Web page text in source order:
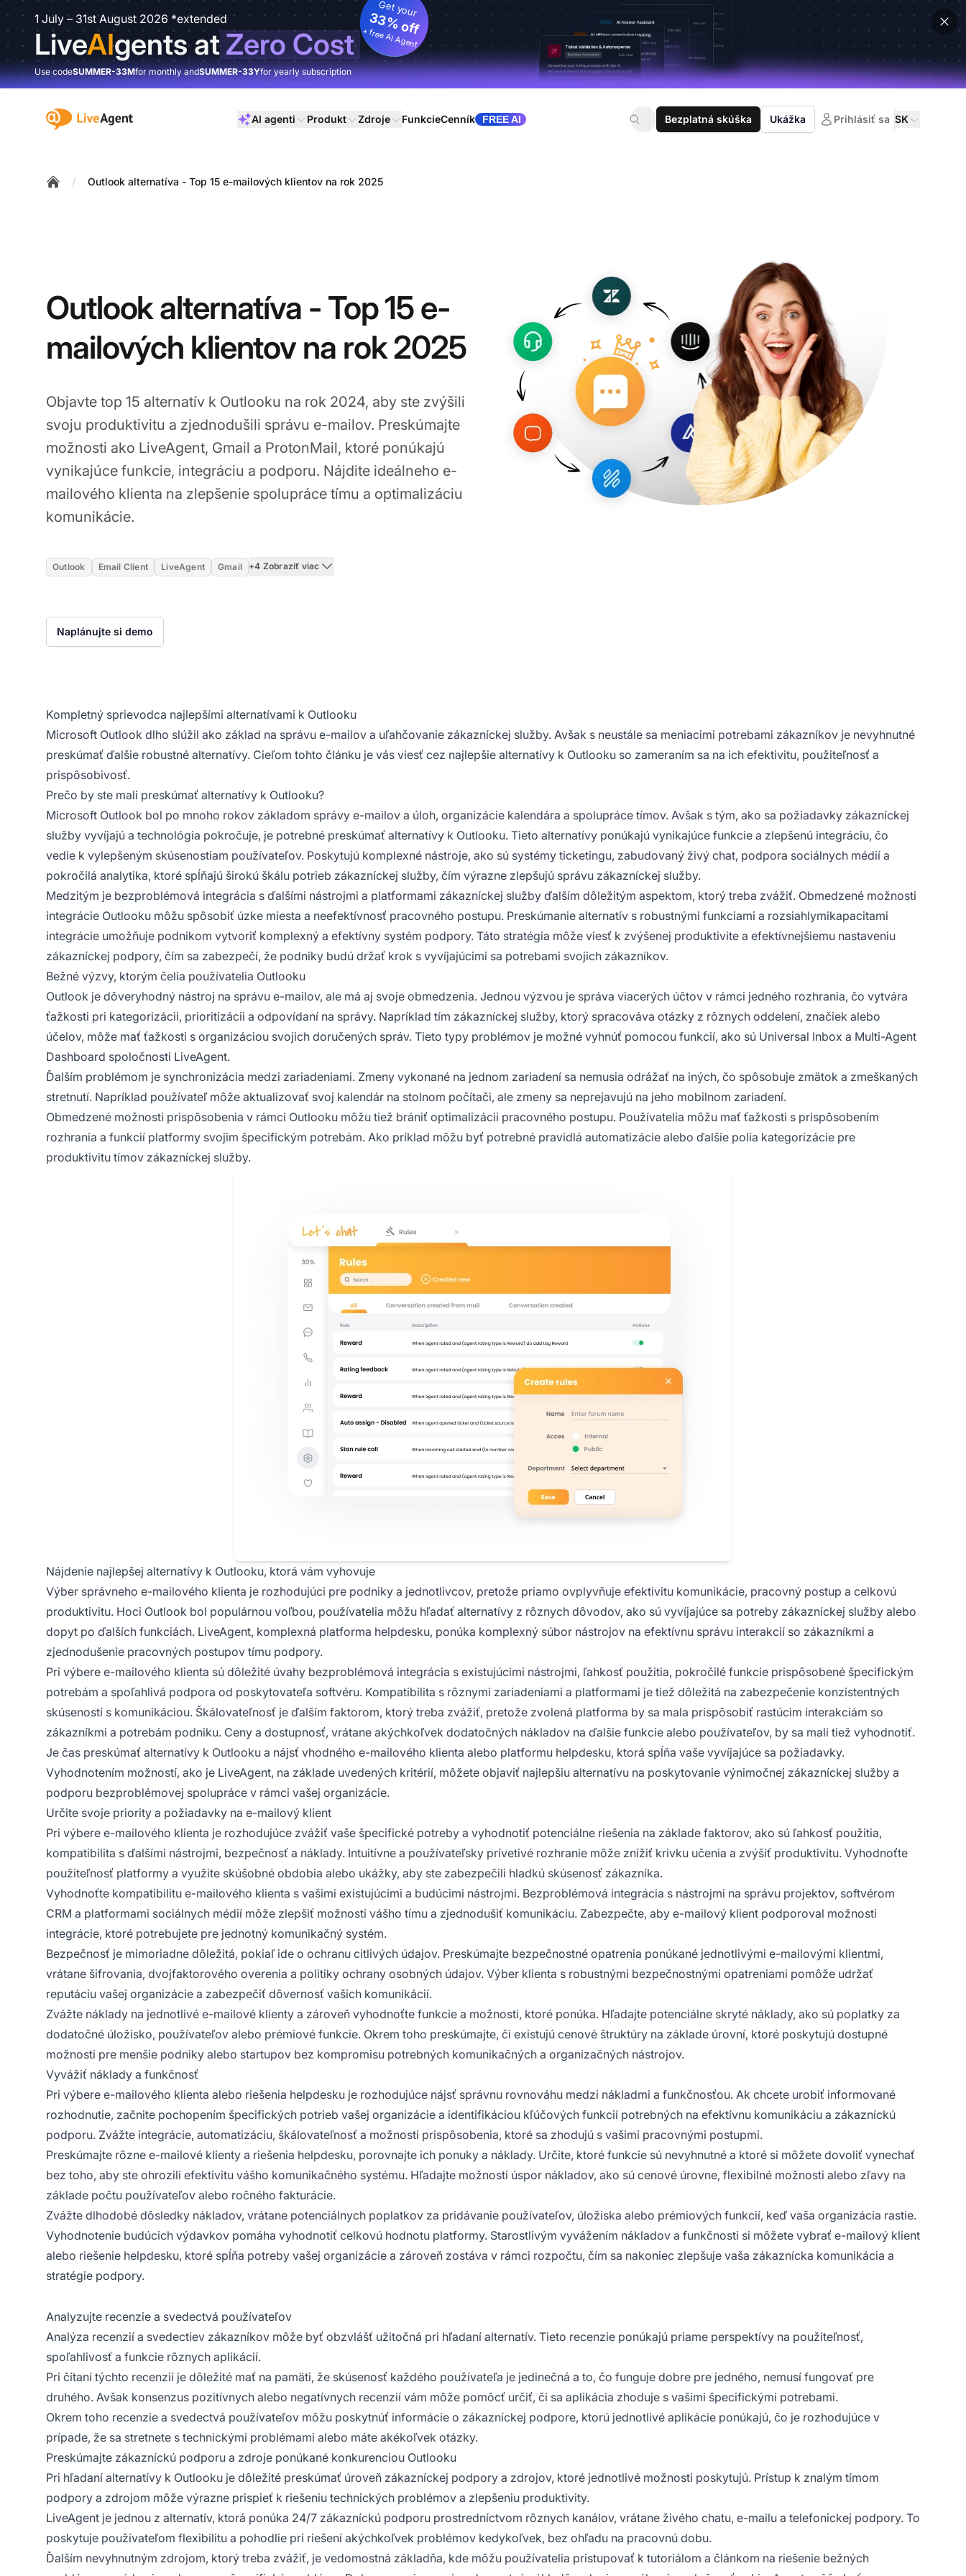
1 July – 31st August 2026 *extended
LiveAIgents atZero Cost
Get your
33% off
+ free AI Agent
Use codeSUMMER-33Mfor monthly andSUMMER-33Yfor yearly subscription
:site.title AI agenti Produkt Zdroje FunkcieCenník FREE AI Bezplatná skúška Ukážka Prihlásiť sa SK
/ Outlook alternatíva - Top 15 e-mailových klientov na rok 2025
Outlook alternatíva - Top 15 e-
mailových klientov na rok 2025
Objavte top 15 alternatív k Outlooku na rok 2024, aby ste zvýšili
svoju produktivitu a zjednodušili správu e-mailov. Preskúmajte
možnosti ako LiveAgent, Gmail a ProtonMail, ktoré ponúkajú
vynikajúce funkcie, integráciu a podporu. Nájdite ideálneho e-
mailového klienta na zlepšenie spolupráce tímu a optimalizáciu
komunikácie.
Outlook Email Client LiveAgent Gmail +4 Zobraziť viac
Naplánujte si demo
Kompletný sprievodca najlepšími alternatívami k Outlooku
Microsoft Outlook dlho slúžil ako základ na správu e-mailov a uľahčovanie zákazníckej služby. Avšak s neustále sa meniacimi potrebami zákazníkov je nevyhnutné
preskúmať ďalšie robustné alternatívy. Cieľom tohto článku je vás viesť cez najlepšie alternatívy k Outlooku so zameraním sa na ich efektivitu, použiteľnosť a
prispôsobivosť.
Prečo by ste mali preskúmať alternatívy k Outlooku?
Microsoft Outlook bol po mnoho rokov základom správy e-mailov a úloh, organizácie kalendára a spolupráce tímov. Avšak s tým, ako sa požiadavky zákazníckej
služby vyvíjajú a technológia pokročuje, je potrebné preskúmať alternatívy k Outlooku. Tieto alternatívy ponúkajú vynikajúce funkcie a zlepšenú integráciu, čo
vedie k vylepšeným skúsenostiam používateľov. Poskytujú komplexné nástroje, ako sú systémy ticketingu, zabudovaný živý chat, podpora sociálnych médií a
pokročilá analytika, ktoré spĺňajú širokú škálu potrieb zákazníckej služby, čím výrazne zlepšujú správu zákazníckej služby.
Medzitým je bezproblémová integrácia s ďalšími nástrojmi a platformami zákazníckej služby ďalším dôležitým aspektom, ktorý treba zvážiť. Obmedzené možnosti
integrácie Outlooku môžu spôsobiť úzke miesta a neefektívnosť pracovného postupu. Preskúmanie alternatív s robustnými funkciami a rozsiahlymikapacitami
integrácie umožňuje podnikom vytvoriť komplexný a efektívny systém podpory. Táto stratégia môže viesť k zvýšenej produktivite a efektívnejšiemu nastaveniu
zákazníckej podpory, čím sa zabezpečí, že podniky budú držať krok s vyvíjajúcimi sa potrebami svojich zákazníkov.
Bežné výzvy, ktorým čelia používatelia Outlooku
Outlook je dôveryhodný nástroj na správu e-mailov, ale má aj svoje obmedzenia. Jednou výzvou je správa viacerých účtov v rámci jedného rozhrania, čo vytvára
ťažkosti pri kategorizácii, prioritizácii a odpovídaní na správy. Napríklad tím zákazníckej služby, ktorý spracováva otázky z rôznych oddelení, značiek alebo
účelov, môže mať ťažkosti s organizáciou svojich doručených správ. Tieto typy problémov je možné vyhnúť pomocou funkcií, ako sú Universal Inbox a Multi-Agent
Dashboard spoločnosti LiveAgent.
Ďalším problémom je synchronizácia medzi zariadeniami. Zmeny vykonané na jednom zariadení sa nemusia odrážať na iných, čo spôsobuje zmätok a zmeškaných
stretnutí. Napríklad používateľ môže aktualizovať svoj kalendár na stolnom počítači, ale zmeny sa neprejavujú na jeho mobilnom zariadení.
Obmedzené možnosti prispôsobenia v rámci Outlooku môžu tiež brániť optimalizácii pracovného postupu. Používatelia môžu mať ťažkosti s prispôsobením
rozhrania a funkcií platformy svojim špecifickým potrebám. Ako príklad môžu byť potrebné pravidlá automatizácie alebo ďalšie polia kategorizácie pre
produktivitu tímov zákazníckej služby.
Nájdenie najlepšej alternatívy k Outlooku, ktorá vám vyhovuje
Výber správneho e-mailového klienta je rozhodujúci pre podniky a jednotlivcov, pretože priamo ovplyvňuje efektivitu komunikácie, pracovný postup a celkovú
produktivitu. Hoci Outlook bol populárnou voľbou, používatelia môžu hľadať alternatívy z rôznych dôvodov, ako sú vyvíjajúce sa potreby zákazníckej služby alebo
dopyt po ďalších funkciách. LiveAgent, komplexná platforma helpdesku, ponúka komplexný súbor nástrojov na efektívnu správu interakcií so zákazníkmi a
zjednodušenie pracovných postupov tímu podpory.
Pri výbere e-mailového klienta sú dôležité úvahy bezproblémová integrácia s existujúcimi nástrojmi, ľahkosť použitia, pokročilé funkcie prispôsobené špecifickým
potrebám a spoľahlivá podpora od poskytovateľa softvéru. Kompatibilita s rôznymi zariadeniami a platformami je tiež dôležitá na zabezpečenie konzistentných
skúseností s komunikáciou. Škálovateľnosť je ďalším faktorom, ktorý treba zvážiť, pretože zvolená platforma by sa mala prispôsobiť rastúcim interakciám so
zákazníkmi a potrebám podniku. Ceny a dostupnosť, vrátane akýchkoľvek dodatočných nákladov na ďalšie funkcie alebo používateľov, by sa mali tiež vyhodnotiť.
Je čas preskúmať alternatívy k Outlooku a nájsť vhodného e-mailového klienta alebo platformu helpdesku, ktorá spĺňa vaše vyvíjajúce sa požiadavky.
Vyhodnotením možností, ako je LiveAgent, na základe uvedených kritérií, môžete objaviť najlepšiu alternatívu na poskytovanie výnimočnej zákazníckej služby a
podporu bezproblémovej spolupráce v rámci vašej organizácie.
Určite svoje priority a požiadavky na e-mailový klient
Pri výbere e-mailového klienta je rozhodujúce zvážiť vaše špecifické potreby a vyhodnotiť potenciálne riešenia na základe faktorov, ako sú ľahkosť použitia,
kompatibilita s ďalšími nástrojmi, bezpečnosť a náklady. Intuitívne a používateľsky prívetivé rozhranie môže znížiť krivku učenia a zvýšiť produktivitu. Vyhodnoťte
použiteľnosť platformy a využite skúšobné obdobia alebo ukážky, aby ste zabezpečili hladkú skúsenosť zákazníka.
Vyhodnoťte kompatibilitu e-mailového klienta s vašimi existujúcimi a budúcimi nástrojmi. Bezproblémová integrácia s nástrojmi na správu projektov, softvérom
CRM a platformami sociálnych médií môže zlepšiť možnosti vášho tímu a zjednodušiť komunikáciu. Zabezpečte, aby e-mailový klient podporoval možnosti
integrácie, ktoré potrebujete pre jednotný komunikačný systém.
Bezpečnosť je mimoriadne dôležitá, pokiaľ ide o ochranu citlivých údajov. Preskúmajte bezpečnostné opatrenia ponúkané jednotlivými e-mailovými klientmi,
vrátane šifrovania, dvojfaktorového overenia a politiky ochrany osobných údajov. Výber klienta s robustnými bezpečnostnými opatreniami pomôže udržať
reputáciu vašej organizácie a zabezpečiť dôvernosť vašich komunikácií.
Zvážte náklady na jednotlivé e-mailové klienty a zároveň vyhodnoťte funkcie a možnosti, ktoré ponúka. Hľadajte potenciálne skryté náklady, ako sú poplatky za
dodatočné úložisko, používateľov alebo prémiové funkcie. Okrem toho preskúmajte, či existujú cenové štruktúry na základe úrovní, ktoré poskytujú dostupné
možnosti pre menšie podniky alebo startupov bez kompromisu potrebných komunikačných a organizačných nástrojov.
Vyvážiť náklady a funkčnosť
Pri výbere e-mailového klienta alebo riešenia helpdesku je rozhodujúce nájsť správnu rovnováhu medzi nákladmi a funkčnosťou. Ak chcete urobiť informované
rozhodnutie, začnite pochopením špecifických potrieb vašej organizácie a identifikáciou kľúčových funkcií potrebných na efektívnu komunikáciu a zákazníckú
podporu. Zvážte integrácie, automatizáciu, škálovateľnosť a možnosti prispôsobenia, ktoré sa zhodujú s vašimi pracovnými postupmi.
Preskúmajte rôzne e-mailové klienty a riešenia helpdesku, porovnajte ich ponuky a náklady. Určite, ktoré funkcie sú nevyhnutné a ktoré si môžete dovoliť vynechať
bez toho, aby ste ohrozili efektivitu vášho komunikačného systému. Hľadajte možnosti úspor nákladov, ako sú cenové úrovne, flexibilné možnosti alebo zľavy na
základe počtu používateľov alebo ročného fakturácie.
Zvážte dlhodobé dôsledky nákladov, vrátane potenciálnych poplatkov za pridávanie používateľov, úložiska alebo prémiových funkcií, keď vaša organizácia rastie.
Vyhodnotenie budúcich výdavkov pomáha vyhodnotiť celkovú hodnotu platformy. Starostlivým vyvážením nákladov a funkčnosti si môžete vybrať e-mailový klient
alebo riešenie helpdesku, ktoré spĺňa potreby vašej organizácie a zároveň zostáva v rámci rozpočtu, čím sa nakoniec zlepšuje vaša zákaznícka komunikácia a
stratégie podpory.
Analyzujte recenzie a svedectvá používateľov
Analýza recenzií a svedectiev zákazníkov môže byť obzvlášť užitočná pri hľadaní alternatív. Tieto recenzie ponúkajú priame perspektívy na použiteľnosť,
spoľahlivosť a funkcie rôznych aplikácií.
Pri čítaní týchto recenzií je dôležité mať na pamäti, že skúsenosť každého používateľa je jedinečná a to, čo funguje dobre pre jedného, nemusí fungovať pre
druhého. Avšak konsenzus pozitívnych alebo negatívnych recenzií vám môže pomôcť určiť, či sa aplikácia zhoduje s vašimi špecifickými potrebami.
Okrem toho recenzie a svedectvá používateľov môžu poskytnúť informácie o zákazníckej podpore, ktorú jednotlivé aplikácie ponúkajú, čo je rozhodujúce v
prípade, že sa stretnete s technickými problémami alebo máte akékoľvek otázky.
Preskúmajte zákazníckú podporu a zdroje ponúkané konkurenciou Outlooku
Pri hľadaní alternatívy k Outlooku je dôležité preskúmať úroveň zákazníckej podpory a zdrojov, ktoré jednotlivé možnosti poskytujú. Prístup k znalým tímom
podpory a zdrojom môže výrazne prispieť k riešeniu technických problémov a zlepšeniu produktivity.
LiveAgent je jednou z alternatív, ktorá ponúka 24/7 zákazníckú podporu prostredníctvom rôznych kanálov, vrátane živého chatu, e-mailu a telefonickej podpory. To
poskytuje používateľom flexibilitu a pohodlie pri riešení akýchkoľvek problémov kedykoľvek, bez ohľadu na pracovnú dobu.
Ďalším nevyhnutným zdrojom, ktorý treba zvážiť, je vedomostná základňa, kde môžu používatelia pristupovať k tutoriálom a článkom na riešenie bežných